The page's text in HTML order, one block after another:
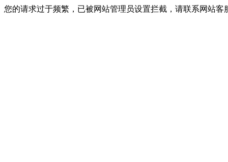
您的请求过于频繁，已被网站管理员设置拦截，请联系网站客